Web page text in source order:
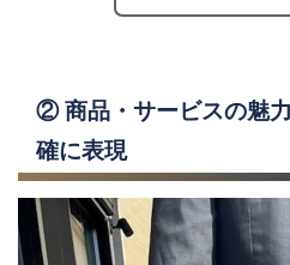
② 商品・サービスの魅
確に表現